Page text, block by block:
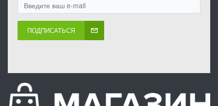
ПОДПИСАТЬСЯ